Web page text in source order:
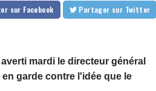
sur Facebook Partager sur Twitter
mardi le directeur général
garde contre l'idée que le